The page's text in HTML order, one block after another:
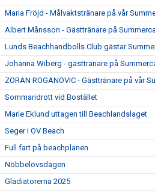
Maria Fröjd - Målvaktstränare på vår
Albert Månsson - Gästtränare på
Lunds Beachhandbolls Club gästar
Johanna Wiberg - gästtränare på
ZORAN ROGANOVIC - Gästtränare på vår
Sommaridrott vid Bostället
Marie Eklund uttagen till Beachlandslaget
Seger i OV Beach
Full fart på beachplanen
Nöbbelövsdagen
Gladiatorerna 2025